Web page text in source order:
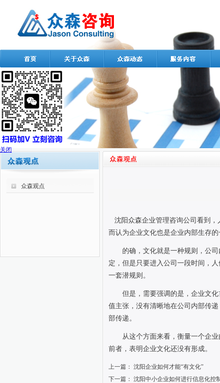
众森观点
沈阳众森企业管理咨询公司看到
而认为企业文化也是企业内部生存
的确，文化就是一种规则，公
定，但是只要进入公司一段时间，
一套潜规则。
但是，需要强调的是，企业文
值主张，没有清晰地在公司内部传
部传递。
从这个方面来看，衡量一个企
前者，表明企业文化还没有形成。
上一篇： 沈阳企业如何才能“有文化”
下一篇： 沈阳中小企业如何进行信息化控
关闭